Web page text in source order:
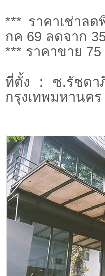
*** ราคาเช่าลด
กค 69 ลดจาก
*** ราคาขาย
ที่ตั้ง : ซ.รัชดา
กรุงเทพมหานคร